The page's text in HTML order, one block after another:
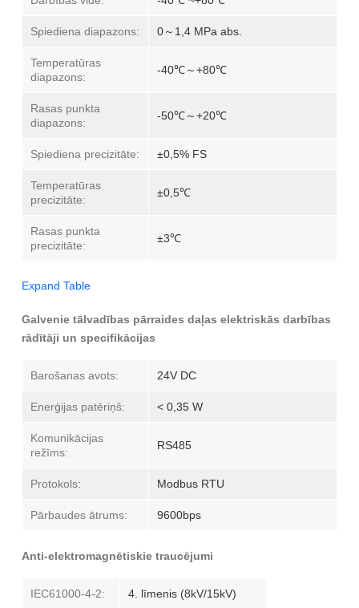
Spiediena diapazons: 0～1,4 MPa abs.
Temperatūras
diapazons:
-40℃～+80℃
Rasas punkta
diapazons:
-50℃～+20℃
Spiediena precizitāte: ±0,5% FS
Temperatūras
precizitāte:
±0,5℃
Rasas punkta
precizitāte:
±3℃
Expand Table
Galvenie tālvadības pārraides daļas elektriskās darbības
rādītāji un specifikācijas
Barošanas avots: 24V DC
Enerģijas patēriņš: < 0,35 W
Komunikācijas
režīms:
RS485
Protokols: Modbus RTU
Pārbaudes ātrums: 9600bps
Anti-elektromagnētiskie traucējumi
IEC61000-4-2: 4. līmenis (8kV/15kV)